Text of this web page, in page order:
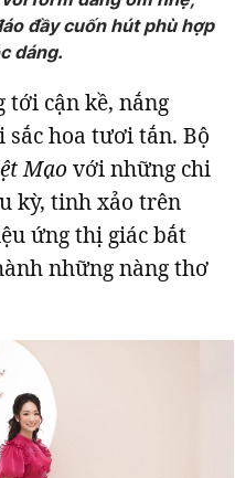
cần biết
đầy cuốn hút phù hợp
dáng.
tới cận kề, nắng
hoa tươi tắn. Bộ
Mạovới những chi
kỳ, tinh xảo trên
ứng thị giác bắt
những nàng thơ